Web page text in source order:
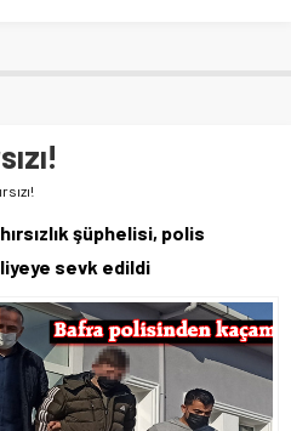
şüphelisi, polis
sevk edildi